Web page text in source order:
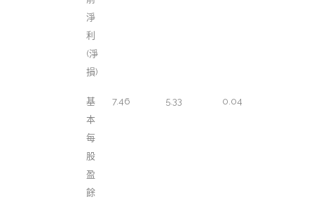
淨
利
(淨
損)
基
本
每
股
盈
餘
7.46 5.33 0.04